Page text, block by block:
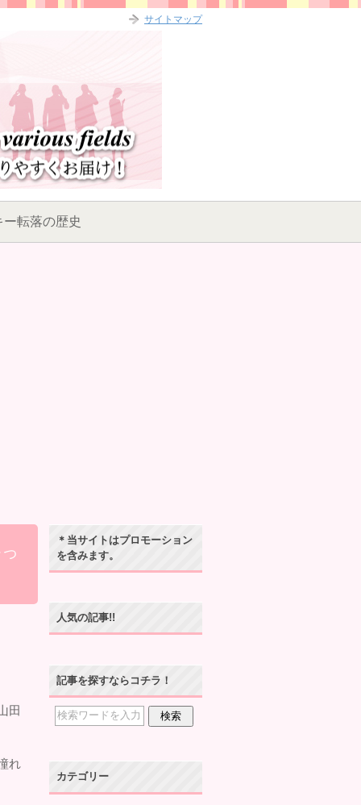
転落の歴史
田
れ
＊当サイトはプロモーション
を含みます。
人気の記事!!
記事を探すならコチラ！
カテゴリー
サイトマップ